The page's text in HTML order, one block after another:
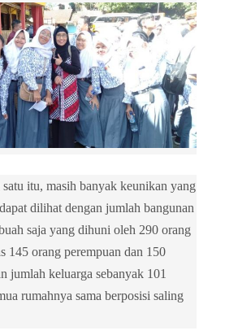
itu, masih banyak keunikan yang
dilihat dengan jumlah bangunan
saja yang dihuni oleh 290 orang
145 orang perempuan dan 150
jumlah keluarga sebanyak 101
rumahnya sama berposisi saling